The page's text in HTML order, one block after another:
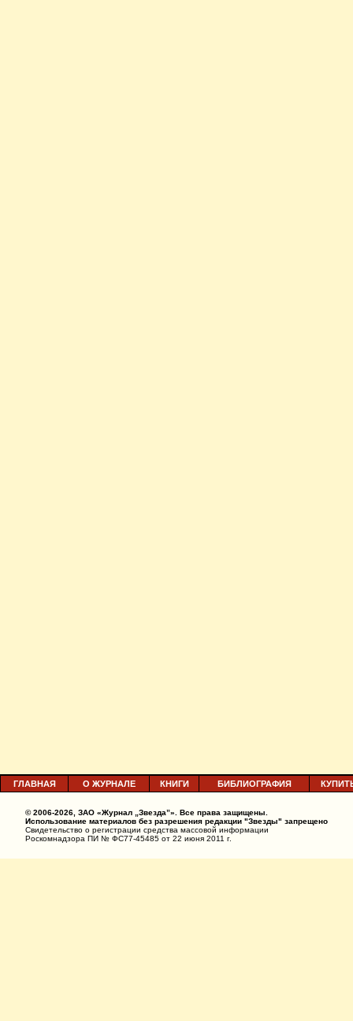
ГЛАВНАЯ О ЖУРНАЛЕ КНИГИ БИБЛИОГРАФИЯ
© 2006-2026, ЗАО «Журнал „Звезда”». Все права защищены.
Использование материалов без разрешения редакции "Звезды" запрещено
Свидетельство о регистрации средства массовой информации
Роскомнадзора ПИ № ФС77-45485 от 22 июня 2011 г.